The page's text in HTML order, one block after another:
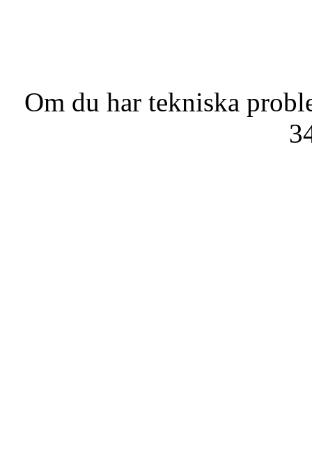
Om du har tekniska